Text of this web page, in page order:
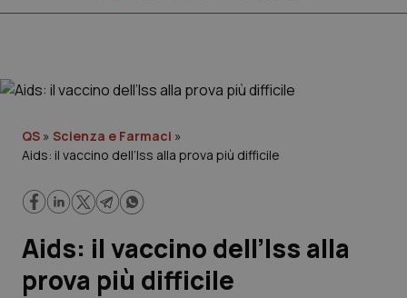
Cronache
Lavoro e Professioni
QS » Scienza e Farmaci »
Aids: il vaccino dell’Iss alla prova più difficile
Aids: il vaccino dell’Iss alla
prova più difficile